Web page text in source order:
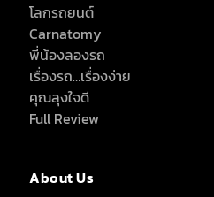
โลกรถยนต์
Carnatomy
พี่น้องลองรถ
เรื่องรถ…เรื่องง่าย
คุณลุงใจดี
Full Review
About Us